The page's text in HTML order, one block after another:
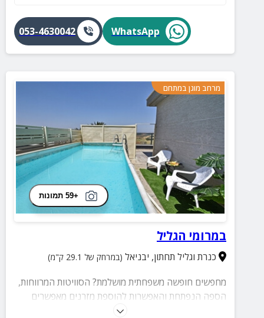
WhatsApp
053-4630042
מרחב מוגן במתחם
+59 תמונות
במרומי הגליל
כנרת וגליל תחתון, יבניאל (במרחק של 29.1 ק"מ)
מחפשים חופשה משפחתית מושלמת? הסוויטות המרווחות,
הספה הנפתחת והאפשרות להוספת מזרנים מאפשרים
לכולם ליהנות יחד בנוחות מלאה, לצד בריכה מגודרת